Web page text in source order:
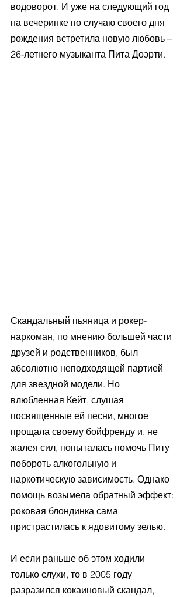
водоворот. И уже на следующий год
на вечеринке по случаю своего дня
рождения встретила новую любовь –
26-летнего музыканта Пита Доэрти.
Скандальный пьяница и рокер-
наркоман, по мнению большей части
друзей и родственников, был
абсолютно неподходящей партией
для звездной модели. Но
влюбленная Кейт, слушая
посвященные ей песни, многое
прощала своему бойфренду и, не
жалея сил, попыталась помочь Питу
побороть алкогольную и
наркотическую зависимость. Однако
помощь возымела обратный эффект:
роковая блондинка сама
пристрастилась к ядовитому зелью.
И если раньше об этом ходили
только слухи, то в 2005 году
разразился кокаиновый скандал,